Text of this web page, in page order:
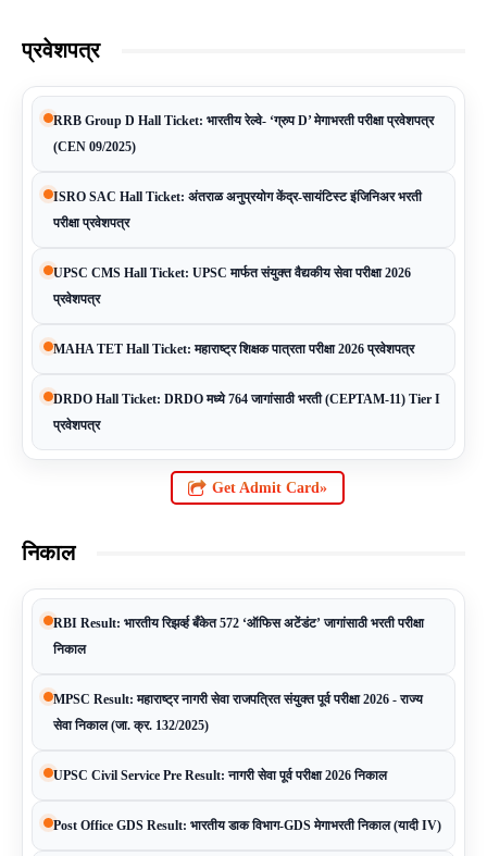
प्रवेशपत्र
RRB Group D Hall Ticket: भारतीय रेल्वे- ‘ग्रुप D’ मेगाभरती परीक्षा प्रवेशपत्र
(CEN 09/2025)
ISRO SAC Hall Ticket: अंतराळ अनुप्रयोग केंद्र-सायंटिस्ट इंजिनिअर भरती
परीक्षा प्रवेशपत्र
UPSC CMS Hall Ticket: UPSC मार्फत संयुक्त वैद्यकीय सेवा परीक्षा 2026
प्रवेशपत्र
MAHA TET Hall Ticket: महाराष्ट्र शिक्षक पात्रता परीक्षा 2026 प्रवेशपत्र
DRDO Hall Ticket: DRDO मध्ये 764 जागांसाठी भरती (CEPTAM-11) Tier I
प्रवेशपत्र
Get Admit Card»
निकाल
RBI Result: भारतीय रिझर्व्ह बँकेत 572 ‘ऑफिस अटेंडंट’ जागांसाठी भरती परीक्षा
निकाल
MPSC Result: महाराष्ट्र नागरी सेवा राजपत्रित संयुक्त पूर्व परीक्षा 2026 - राज्य
सेवा निकाल (जा. क्र. 132/2025)
UPSC Civil Service Pre Result: नागरी सेवा पूर्व परीक्षा 2026 निकाल
Post Office GDS Result: भारतीय डाक विभाग-GDS मेगाभरती निकाल (यादी IV)